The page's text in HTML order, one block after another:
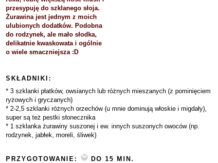
przesypuję do szklanego słoja.
Żurawina jest jednym z moich
ulubionych dodatków. Podobna
do rodzynek, ale mało słodka,
delikatnie kwaskowata i ogólnie
o wiele smaczniejsza :D
SKŁADNIKI:
* 3 szklanki płatków, owsianych lub różnych mieszanych (z pominięciem
ryżowych i gryczanych)
* 2-2,5 szklanki różnych orzechów (u mnie dominują włoskie i migdały),
super są też pestki słonecznika
* 1 szklanka żurawiny suszonej i ew. innych suszonych owoców (np.
rodzynek, jabłek, moreli, śliwek)
PRZYGOTOWANIE:
DO 15 MIN.